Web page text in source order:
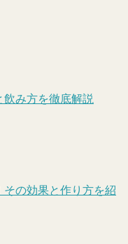
み方を徹底解説
の効果と作り方を紹